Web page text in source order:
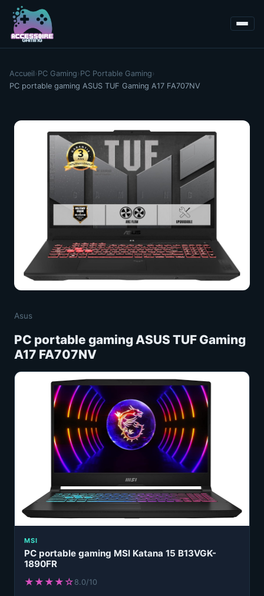
Accueil› PC Gaming› PC Portable Gaming›
PC portable gaming ASUS TUF Gaming A17 FA707NV
Asus
PC portable gaming ASUS TUF Gaming
A17 FA707NV
MSI
PC portable gaming MSI Katana 15 B13VGK-
1890FR
★★★★☆ 8.0/10